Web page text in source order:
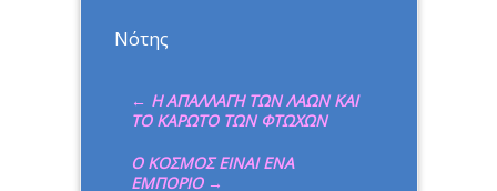
Νότης
← Η ΑΠΑΛΛΑΓΗ ΤΩΝ ΛΑΩΝ ΚΑΙ
ΤΟ ΚΑΡΩΤΟ ΤΩΝ ΦΤΩΧΩΝ
Ο ΚΟΣΜΟΣ ΕΙΝΑΙ ΕΝΑ
ΕΜΠΟΡΙΟ →